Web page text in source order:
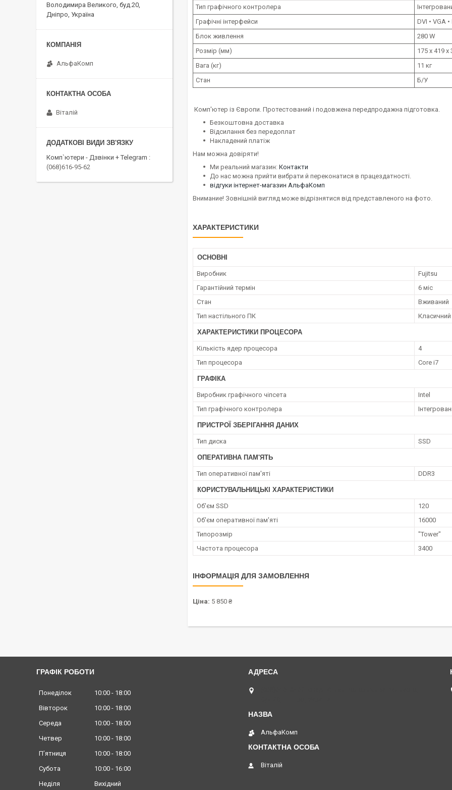
Тип графічного контролера
Графічні інтерфейси
DVI • VGA
Блок живлення
280 W
Розмір (мм)
175 x 419 x
Вага (кг)
11 кг
Стан
Б/У
Комп'ютер із Європи. Протестований і подовжена передпродажна підготовка.
Безкоштовна доставка
Відсилання без передоплат
Накладений платіж
Нам можна довіряти!
Ми реальний магазин: Контакти
До нас можна прийти вибрати й переконатися в працездатності.
відгуки інтернет-магазин АльфаКомп
Внимание! Зовнішній вигляд може відрізнятися від представленого на фото.
ХАРАКТЕРИСТИКИ
ОСНОВНІ
Виробник
Fujitsu
Гарантійний термін
6 міс
Стан
Вживаний
Тип настільного ПК
ХАРАКТЕРИСТИКИ ПРОЦЕСОРА
Кількість ядер процесора
4
Тип процесора
Core i7
ГРАФІКА
Виробник графічного чіпсета
Intel
Тип графічного контролера
ПРИСТРОЇ ЗБЕРІГАННЯ ДАНИХ
Тип диска SSD
ОПЕРАТИВНА ПАМ'ЯТЬ
Тип оперативної пам'яті DDR3
КОРИСТУВАЛЬНИЦЬКІ ХАРАКТЕРИСТИКИ
Об'єм SSD
120
Об'єм оперативної пам'яті
16000
Типорозмір
"Tower"
Частота процесора
3400
ІНФОРМАЦІЯ ДЛЯ ЗАМОВЛЕННЯ
Ціна: 5 850 ₴
Володимира Великого, буд.20,
Дніпро, Україна
АльфаКомп
Віталій
Комп`ютери - Дзвінки + Telegram
(068)616-95-62
ГРАФІК РОБОТИ
Понеділок 10:00
18:00
Вівторок
10:00
18:00
Середа
10:00
18:00
Четвер
10:00
18:00
Пʼятниця
10:00
18:00
Субота
10:00
16:00
Неділя
Вихідний
АльфаКомп
Віталій